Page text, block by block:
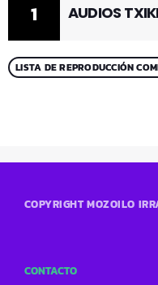
1 AUDIOS
LISTA DE REPRODUCCIÓN
COPYRIGHT MOZOILO
CONTACTO